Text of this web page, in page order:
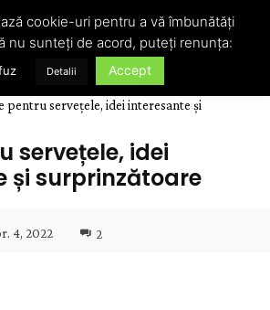
pentru servețele, idei interesante și
servețele, idei
și surprinzătoare
4, 2022 2
cookie-uri pentru a vă îmbunătăți
nu sunteți de acord, puteți renunța:
Detalii Accept